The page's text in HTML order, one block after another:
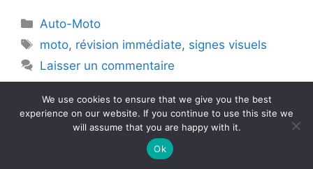
Catégories
Auto-Moto
Étiquettes
moto, révision immédiate, signes visuels
Laisser un commentaire
© 2026 La performance web pour les entreprises et
• Construit avec
We use cookies to ensure that we give you the best
experience on our website. If you continue to use this site we
will assume that you are happy with it.
Ok